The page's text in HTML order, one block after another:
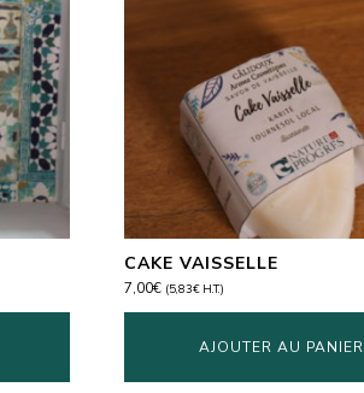
CAKE VAISSELLE
7,00€ (5,83€H.T.)
AJOUTER AU PANIER